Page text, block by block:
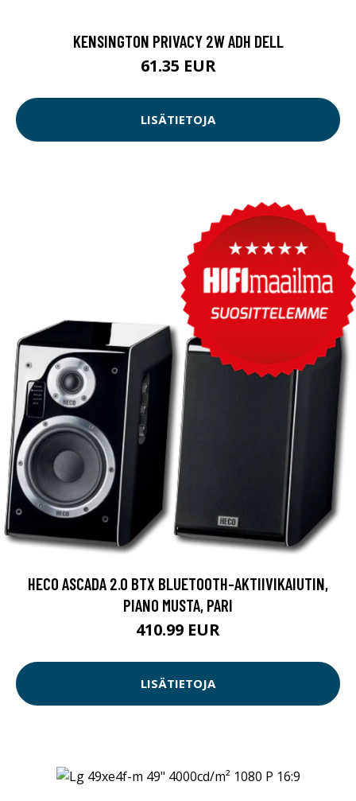
KENSINGTON PRIVACY 2W ADH DELL
61.35 EUR
LISÄTIETOJA
HECO ASCADA 2.0 BTX BLUETOOTH-AKTIIVIKAIUTIN,
PIANO MUSTA, PARI
410.99 EUR
LISÄTIETOJA